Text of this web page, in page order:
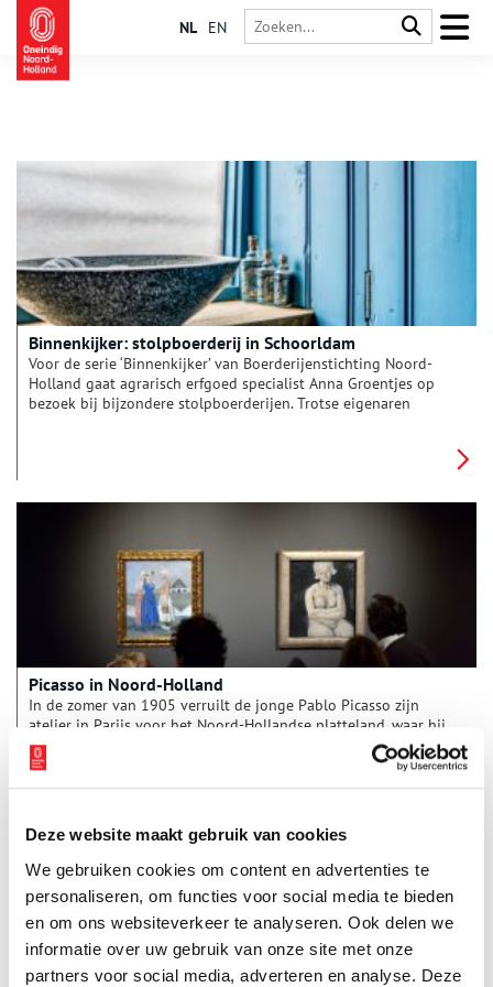
Deze website maakt gebruik van cookies
We gebruiken cookies om content en advertenties te
personaliseren, om functies voor social media te bieden
en om ons websiteverkeer te analyseren. Ook delen we
informatie over uw gebruik van onze site met onze
partners voor social media, adverteren en analyse. Deze
NL EN
Binnenkijker: stolpboerderij in Schoorldam
Voor de serie ‘Binnenkijker’ van Boerderijenstichting Noord-
Holland gaat agrarisch erfgoed specialist Anna Groentjes op
bezoek bij bijzondere stolpboerderijen. Trotse eigenaren
oorspronkelijke indeling. Deze keer reist Anna samen met Mart
Picasso in Noord-Holland
In de zomer van 1905 verruilt de jonge Pablo Picasso zijn
atelier in Parijs voor het Noord-Hollandse platteland, waar hij
de voor hem exotische kaasmarkt, molens en boerenmeisjes in
schetsboeken vastlegt. In de zomer van 2016 – 111 jaar later –
worden de gevierde schilderijen ‘La belle Hollandaise’ uit
focustentoonstelling ‘Picasso in Holland’ in het Stedelijk
Museum Alkmaar. De twee imposante gouaches worden
vergezeld door zelden getoond documentair materiaal en twee
schetsboeken die tevens als creatieve dagboeken fungeren.
Ook de op het eerste gezicht onbeduidende stoel waarop hij
naar verluidt vaak zat, wordt getoond; doodgewoon en
bijzonder merkwaardig.